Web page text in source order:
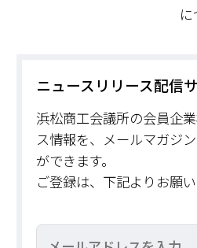
ニュースリリース配信
浜松商工会議所の会員企
ス情報を、メールマガジ
ができます。
ご登録は、下記よりお願い